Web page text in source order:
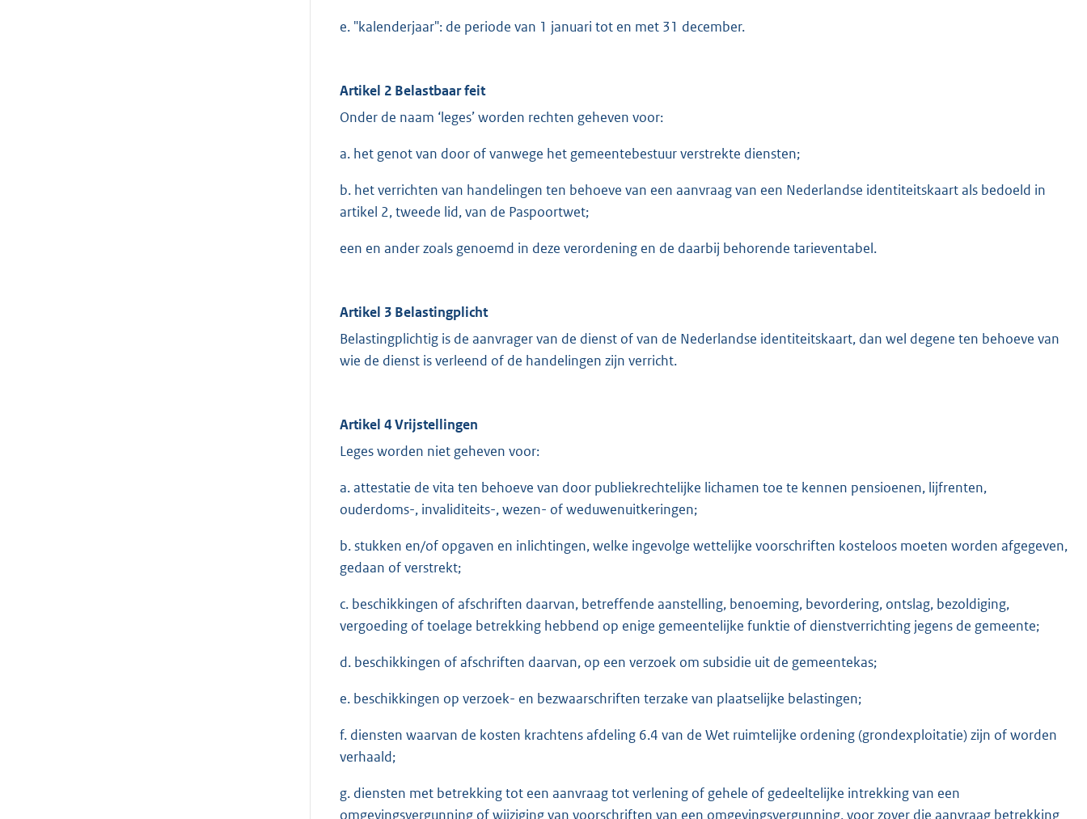
e. "kalenderjaar": de periode van 1 januari tot en met 31 december.
Artikel 2 Belastbaar feit
Onder de naam ‘leges’ worden rechten geheven voor:
a. het genot van door of vanwege het gemeentebestuur verstrekte diensten;
b. het verrichten van handelingen ten behoeve van een aanvraag van een Nederlandse identiteitskaart als bedoeld in
artikel 2, tweede lid, van de Paspoortwet;
een en ander zoals genoemd in deze verordening en de daarbij behorende tarieventabel.
Artikel 3 Belastingplicht
Belastingplichtig is de aanvrager van de dienst of van de Nederlandse identiteitskaart, dan wel degene ten behoeve van
wie de dienst is verleend of de handelingen zijn verricht.
Artikel 4 Vrijstellingen
Leges worden niet geheven voor:
a. attestatie de vita ten behoeve van door publiekrechtelijke lichamen toe te kennen pensioenen, lijfrenten,
ouderdoms-, invaliditeits-, wezen- of weduwenuitkeringen;
b. stukken en/of opgaven en inlichtingen, welke ingevolge wettelijke voorschriften kosteloos moeten worden afgegeven,
gedaan of verstrekt;
c. beschikkingen of afschriften daarvan, betreffende aanstelling, benoeming, bevordering, ontslag, bezoldiging,
vergoeding of toelage betrekking hebbend op enige gemeentelijke funktie of dienstverrichting jegens de gemeente;
d. beschikkingen of afschriften daarvan, op een verzoek om subsidie uit de gemeentekas;
e. beschikkingen op verzoek- en bezwaarschriften terzake van plaatselijke belastingen;
f. diensten waarvan de kosten krachtens afdeling 6.4 van de Wet ruimtelijke ordening (grondexploitatie) zijn of worden
verhaald;
g. diensten met betrekking tot een aanvraag tot verlening of gehele of gedeeltelijke intrekking van een
omgevingsvergunning of wijziging van voorschriften van een omgevingsvergunning, voor zover die aanvraag betrekking